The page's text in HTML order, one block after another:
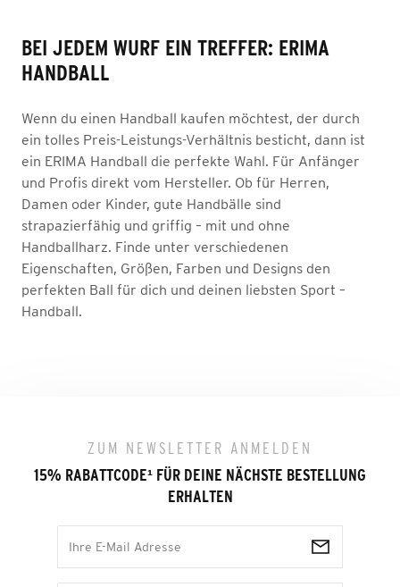
BEI JEDEM WURF EIN TREFFER: ERIMA
HANDBALL
Wenn du einen Handball kaufen möchtest, der durch
ein tolles Preis-Leistungs-Verhältnis besticht, dann ist
ein ERIMA Handball die perfekte Wahl. Für Anfänger
und Profis direkt vom Hersteller. Ob für Herren,
Damen oder Kinder, gute Handbälle sind
strapazierfähig und griffig – mit und ohne
Handballharz. Finde unter verschiedenen
Eigenschaften, Größen, Farben und Designs den
perfekten Ball für dich und deinen liebsten Sport –
Handball.
ZUM NEWSLETTER ANMELDEN
15% RABATTCODE¹ FÜR DEINE NÄCHSTE BESTELLUNG
ERHALTEN